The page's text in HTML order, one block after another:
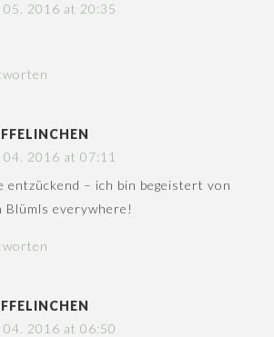
05. 2016 at 20:35
04. 2016 at 07:11
entzückend – ich bin begeistert von
Blümls everywhere!
04. 2016 at 06:50